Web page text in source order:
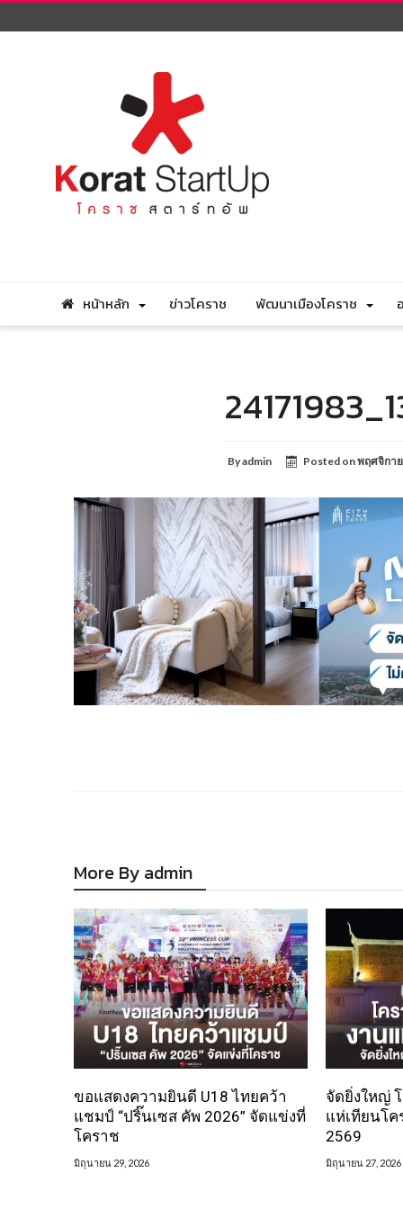
หน้าหลัก ข่าวโคราช พัฒนาเมืองโคราช
Byadmin Posted onพฤศจิกา
More By admin
ขอแสดงความยินดี U18 ไทยคว้า
แชมป์ “ปริ๊นเซส คัพ 2026” จัดแข่งที่
โคราช
มิถุนายน 29, 2026
จัดยิ่งใหญ่
แห่เทียนโค
2569
มิถุนายน 27, 2026